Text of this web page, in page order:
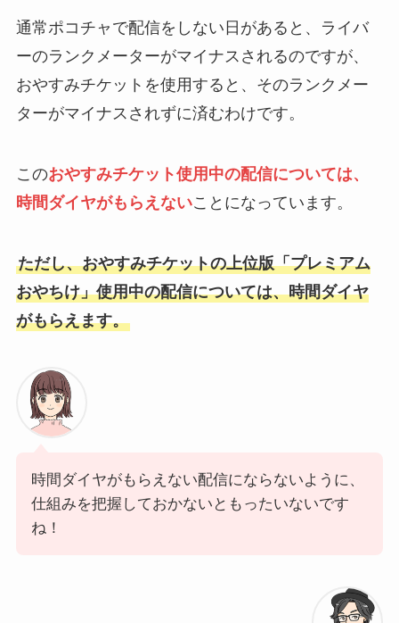
通常ポコチャで配信をしない日があると、ライバ
ーのランクメーターがマイナスされるのですが、
おやすみチケットを使用すると、そのランクメー
ターがマイナスされずに済むわけです。
このおやすみチケット使用中の配信については、
時間ダイヤがもらえないことになっています。
ただし、おやすみチケットの上位版「プレミアム
おやちけ」使用中の配信については、時間ダイヤ
がもらえます。
時間ダイヤがもらえない配信にならないように、
仕組みを把握しておかないともったいないです
ね！